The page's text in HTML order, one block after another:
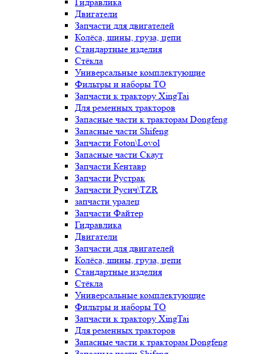
Двигатели
Запчасти для двигателей
Колёса, шины, груза, цепи
Стандартные изделия
Стёкла
Универсальные комплектующие
Фильтры и наборы ТО
Запчасти к трактору XingTai
Для ременных тракторов
Запасные части к тракторам Dongfeng
Запасные части Shifeng
Запчасти Foton\Lovol
Запасные части Скаут
Запчасти Кентавр
Запчасти Рустрак
Запчасти Русич\TZR
запчасти уралец
Запчасти Файтер
Гидравлика
Двигатели
Запчасти для двигателей
Колёса, шины, груза, цепи
Стандартные изделия
Стёкла
Универсальные комплектующие
Фильтры и наборы ТО
Запчасти к трактору XingTai
Для ременных тракторов
Запасные части к тракторам Dongfeng